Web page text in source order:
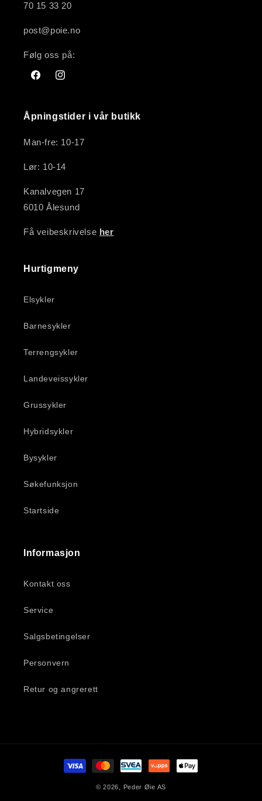
70 15 33 20
post@poie.no
Følg oss på:
FacebookInstagram
Åpningstider i vår butikk
Man-fre: 10-17
Lør: 10-14
Kanalvegen 17
6010 Ålesund
Få veibeskrivelse her
Hurtigmeny
Elsykler
Barnesykler
Terrengsykler
Landeveissykler
Grussykler
Hybridsykler
Bysykler
Søkefunksjon
Startside
Informasjon
Kontakt oss
Service
Salgsbetingelser
Personvern
Retur og angrerett
Betalingsmåter
© 2026, Peder Øie AS